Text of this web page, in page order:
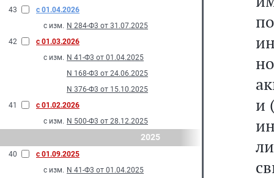
43
с 01.04.2026
с изм. N 284-Ф3 от 31.07.2025
42
с 01.03.2026
с изм. N 41-Ф3 от 01.04.2025
N 168-Ф3 от 24.06.2025
N 376-Ф3 от 15.10.2025
41
с 01.02.2026
с изм. N 500-Ф3 от 28.12.2025
2025
40
с 01.09.2025
с изм. N 41-Ф3 от 01.04.2025
и